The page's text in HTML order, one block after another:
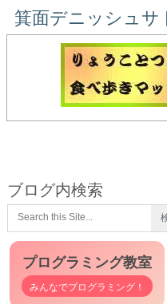
箕面デニッシュサ
ブログ内検索
プログラミング教室
みんなでプログラミング！